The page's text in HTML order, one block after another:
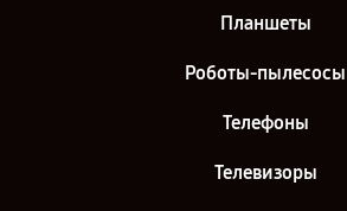
Планшеты
Роботы-пылесосы
Телефоны
Телевизоры